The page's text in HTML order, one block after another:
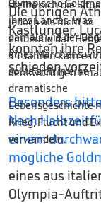
Die übrigen
Kastlunger,
konnten ihre
schieden
Besonders
Nach
einem
mögliche
eines aus
Olympia-